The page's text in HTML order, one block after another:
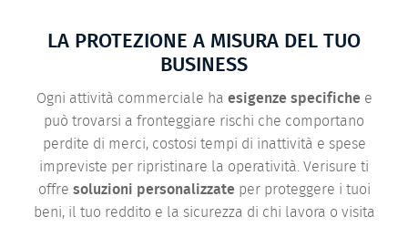
LA PROTEZIONE A MISURA DEL TUO
BUSINESS
Ogni attività commerciale ha esigenze specifichee
può trovarsi a fronteggiare rischi che comportano
perdite di merci, costosi tempi di inattività e spese
impreviste per ripristinare la operatività. Verisure ti
offre soluzioni personalizzateper proteggere i tuoi
beni, il tuo reddito e la sicurezza di chi lavora o visita